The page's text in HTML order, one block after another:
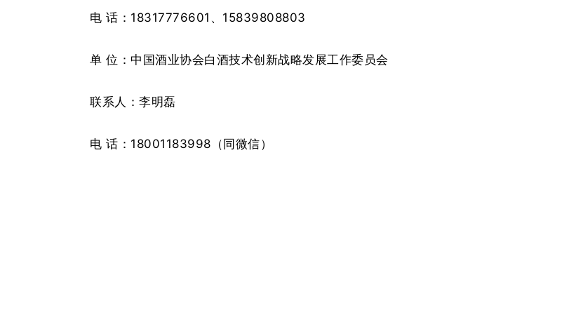
电 话： 18317776601、15839808803
单 位：中国酒业协会白酒技术创新战略发展工作委员会
联系人：李明磊
电 话： 18001183998（同微信）